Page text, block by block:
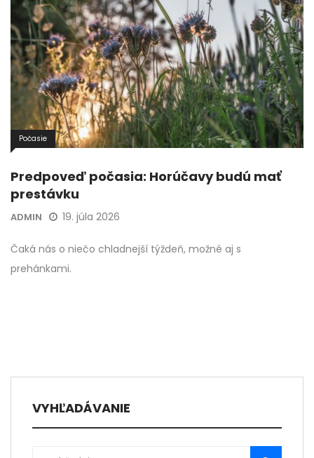
Počasie
Predpoveď počasia: Horúčavy budú mať
prestávku
ADMIN 19. júla 2026
Čaká nás o niečo chladnejší týždeň, možné aj s
prehánkami.
VYHĽADÁVANIE